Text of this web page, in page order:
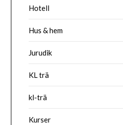
Hotell
Hus & hem
Jurudik
KL trä
kl-trä
Kurser